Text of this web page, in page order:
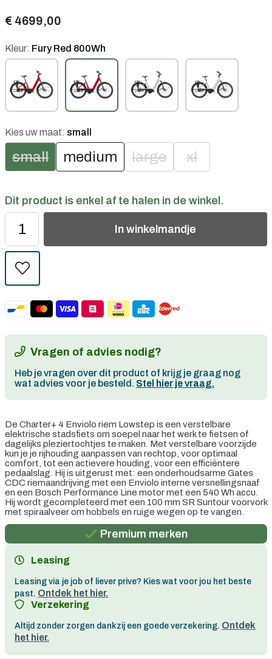
€ 4699,00
Kleur: Fury Red 800Wh
Kies uw maat: small
small medium large xl
Dit product is enkel af te halen in de winkel.
In winkelmandje
Vragen of advies nodig?
Heb je vragen over dit product of krijg je graag nog
wat advies voor je besteld. Stel hier je vraag.
De Charter+ 4 Enviolo riem Lowstep is een verstelbare
elektrische stadsfiets om soepel naar het werk te fietsen of
dagelijks pleziertochtjes te maken. Met verstelbare voorzijde
kun je je rijhouding aanpassen van rechtop, voor optimaal
comfort, tot een actievere houding, voor een efficiëntere
pedaalslag. Hij is uitgerust met: een onderhoudsarme Gates
CDC riemaandrijving met een Enviolo interne versnellingsnaaf
en een Bosch Performance Line motor met een 540 Wh accu.
Hij wordt gecompleteerd met een 100 mm SR Suntour voorvork
met spiraalveer om hobbels en ruige wegen op te vangen.
Persoonlijk advies
Gratis verzending in België vanaf €100
Premium merken
Leasing
Leasing via je job of liever prive? Kies wat voor jou het beste
past. Ontdek het hier.
Verzekering
Altijd zonder zorgen dankzij een goede verzekering. Ontdek
het hier.